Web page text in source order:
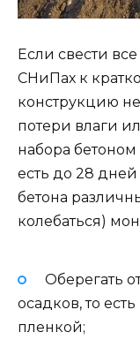
Если свести
СНиПах к
конструкцию
потери влаги
набора
есть до 28 дней
бетона
колебаться)
Оберегать
осадков, то
пленкой;